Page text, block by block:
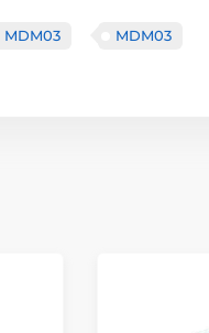
MDM03 MDM03